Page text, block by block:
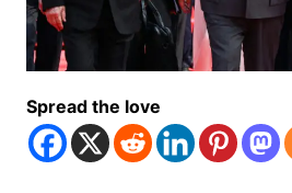
Spread the love